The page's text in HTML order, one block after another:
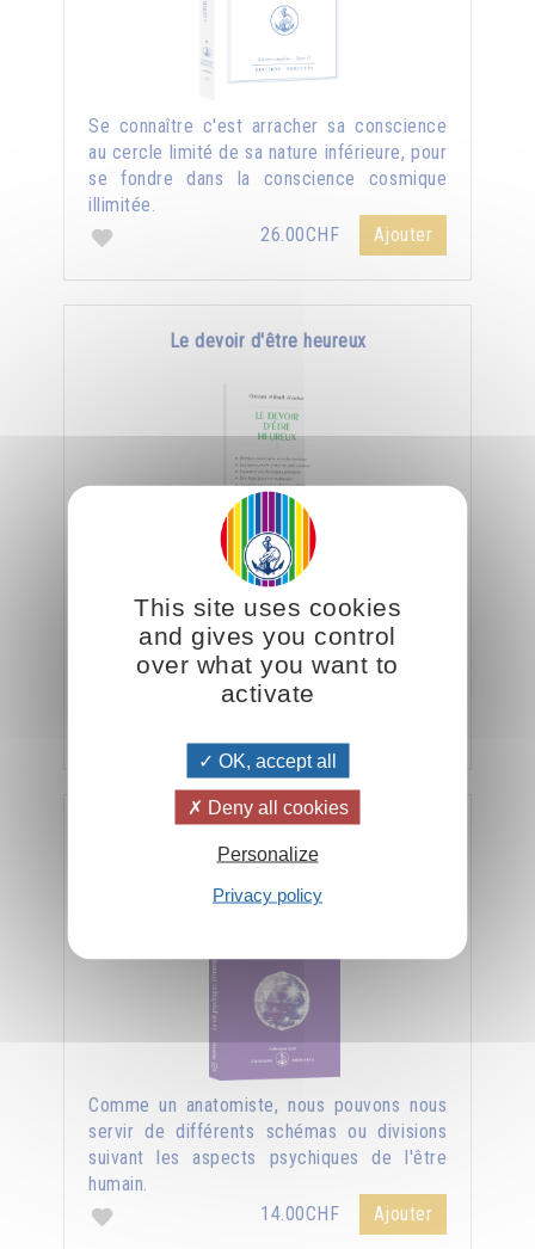
Se connaître c'est arracher sa conscience
au cercle limité de sa nature inférieure, pour
se fondre dans la conscience cosmique
illimitée.
26.00CHF
Ajouter
Le devoir d'être heureux
Rendez-vous maître de votre bonheur - Ne
vous découragez jamais - La solitude
n'existe pas - Donner pour devenir riche.
La vie psychique : éléments et structures
Comme un anatomiste, nous pouvons nous
servir de différents schémas ou divisions
suivant les aspects psychiques de l'être
humain.
14.00CHF
Ajouter
This site uses cookies
and gives you control
over what you want to
activate
OK, accept all
Deny all cookies
Personalize
Privacy policy